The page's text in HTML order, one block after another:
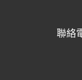
聯絡